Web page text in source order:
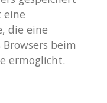
eine
die eine
beim
ermöglicht.